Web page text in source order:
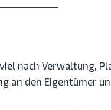
nach Verwaltung,
an den Eigentümer